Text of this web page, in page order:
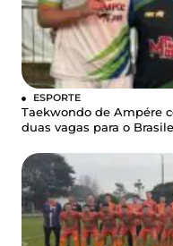
ESPORTE
Taekwondo de Ampére
duas vagas para o